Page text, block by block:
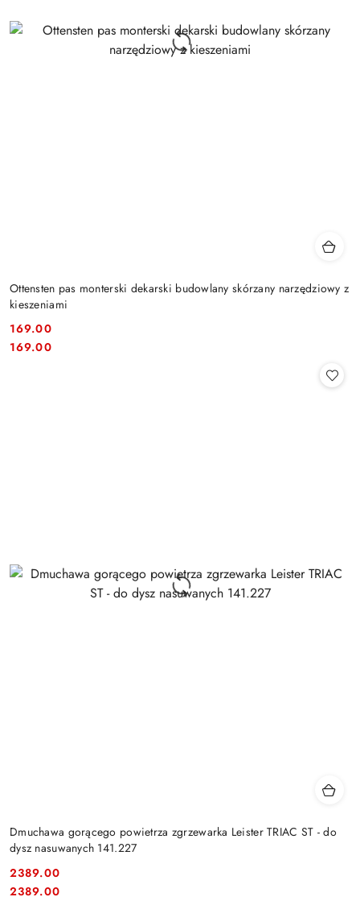
Ottensten pas monterski dekarski budowlany skórzany narzędziowy z
kieszeniami
Cena:
169.00
Cena:
169.00
Dmuchawa gorącego powietrza zgrzewarka Leister TRIAC ST - do
dysz nasuwanych 141.227
Cena:
2389.00
Cena:
2389.00